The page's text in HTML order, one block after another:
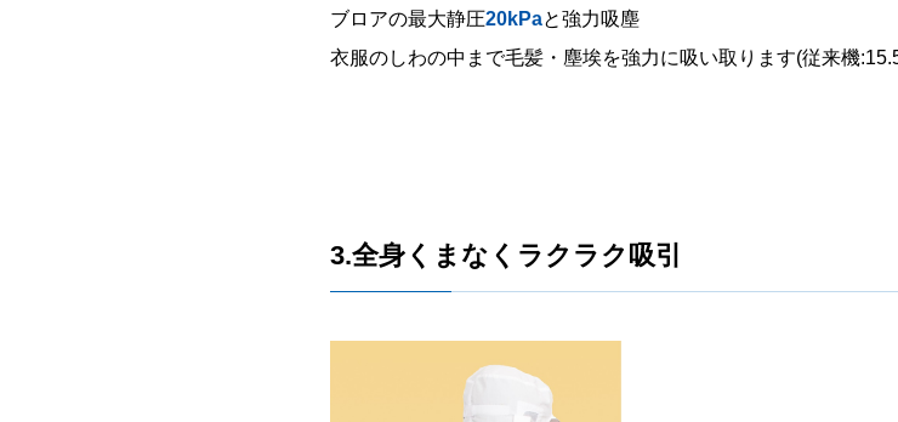
ブロアの最大静圧20kPaと強力吸塵
衣服のしわの中まで毛髪・塵埃を強力に吸い取ります(従来機
3.全身くまなくラクラク吸引